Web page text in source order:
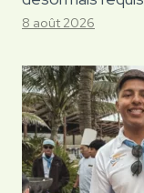
8 août 2026